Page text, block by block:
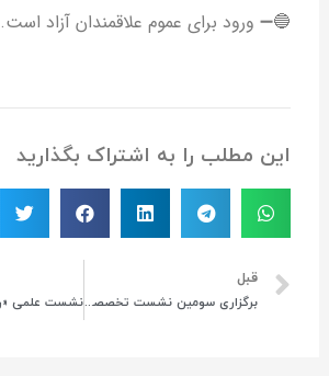
🔵➖ ورود برای عموم علاقمندان آزاد است.
این مطلب را به اشتراک بگذارید
قبل
برگزاری سومین نشست تخصصی افغانستان با موضوع «زنان و طالبان»